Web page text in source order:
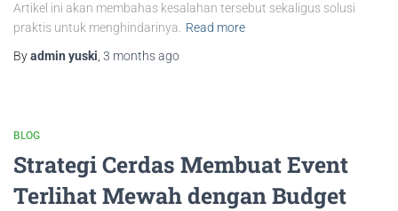
Artikel ini akan membahas kesalahan tersebut sekaligus solusi
praktis untuk menghindarinya.
Read more
Byadmin yuski 3 monthsago
BLOG
Strategi Cerdas Membuat Event
Terlihat Mewah dengan Budget